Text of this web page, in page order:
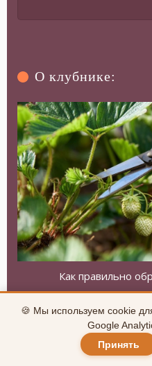
🍪 Мы используем cookie
Google
Принять
О клубнике:
Как правильно